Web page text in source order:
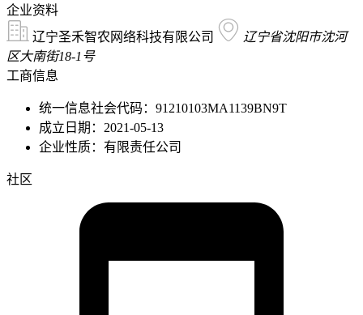
企业资料
辽宁圣禾智农网络科技有限公司
辽宁省沈阳市沈河
区大南街18-1号
工商信息
统一信息社会代码：91210103MA1139BN9T
成立日期：2021-05-13
企业性质：有限责任公司
社区